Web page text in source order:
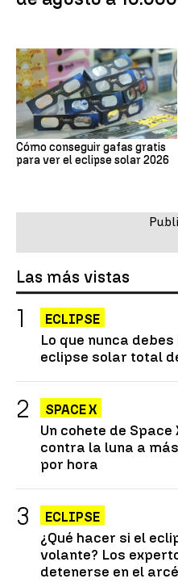
Cómo conseguir gafas gratis
para ver el eclipse solar 2026
Las más vistas
ECLIPSE
Lo que nunca
eclipse solar total
SPACE X
Un cohete de
contra la luna a
por hora
ECLIPSE
¿Qué hacer si el
volante? Los
detenerse en el